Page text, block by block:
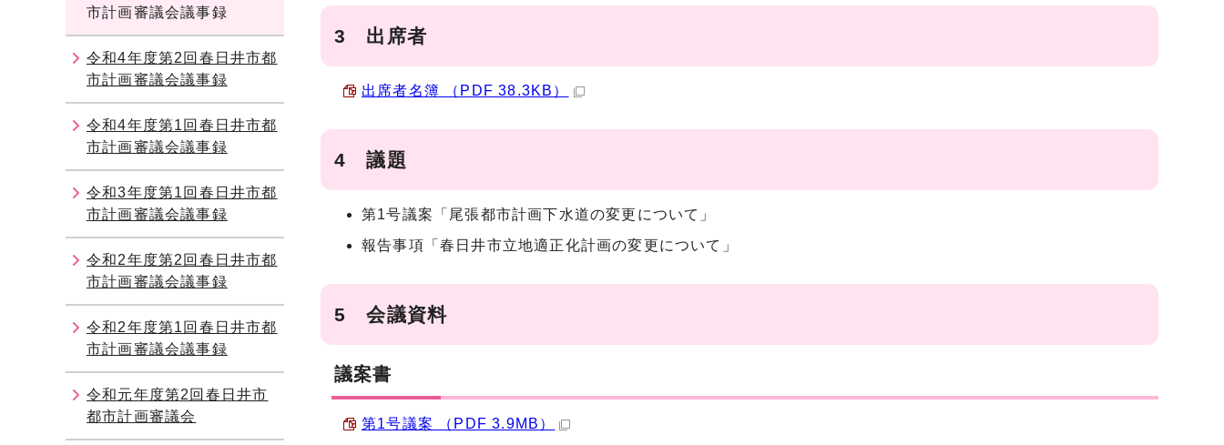
3 出席者
出席者名簿 （PDF 38.3KB）
4 議題
第1号議案「尾張都市計画下水道の変更について」
報告事項「春日井市立地適正化計画の変更について」
5 会議資料
議案書
第1号議案 （PDF 3.9MB）
市計画審議会議事録
令和4年度第2回春日井市都
市計画審議会議事録
令和4年度第1回春日井市都
市計画審議会議事録
令和3年度第1回春日井市都
市計画審議会議事録
令和2年度第2回春日井市都
市計画審議会議事録
令和2年度第1回春日井市都
市計画審議会議事録
令和元年度第2回春日井市
都市計画審議会